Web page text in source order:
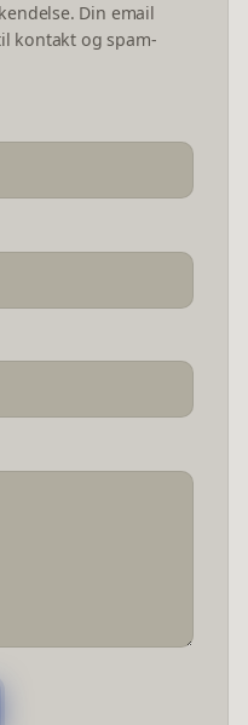
Din email
kontakt og spam-